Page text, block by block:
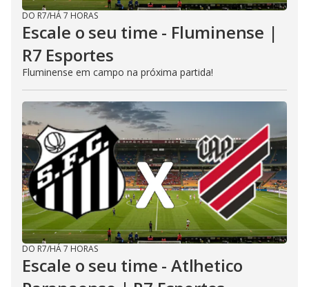
DO R7/HÁ 7 HORAS
Escale o seu time - Fluminense |
R7 Esportes
Fluminense em campo na próxima partida!
DO R7/HÁ 7 HORAS
Escale o seu time - Atlhetico